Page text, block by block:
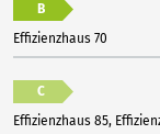
B
Effizienzhaus 70
C
Effizienzhaus 85,